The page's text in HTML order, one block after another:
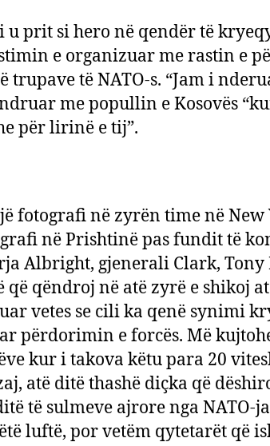
u prit si hero në qendër të
e organizuar me rastin e
trupave të NATO-s. “Jam i
me popullin e Kosovës
për lirinë e tij”.
fotografi në zyrën time në New
në Prishtinë pas fundit të
Albright, gjenerali Clark, Tony
që qëndroj në atë zyrë e shikoj
vetes se cili ka qenë synimi
përdorimin e forcës. Më
kur i takova këtu para 20
atë ditë thashë diçka që
të sulmeve ajrore nga NATO-
luftë, por vetëm qytetarët që